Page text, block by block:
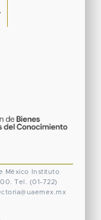
México
Instituto
Tel. (01-722)